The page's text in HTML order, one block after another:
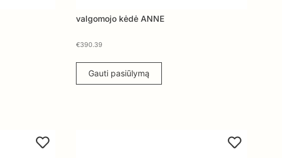
valgomojo kėdė ANNE
€390.39
Gauti pasiūlymą